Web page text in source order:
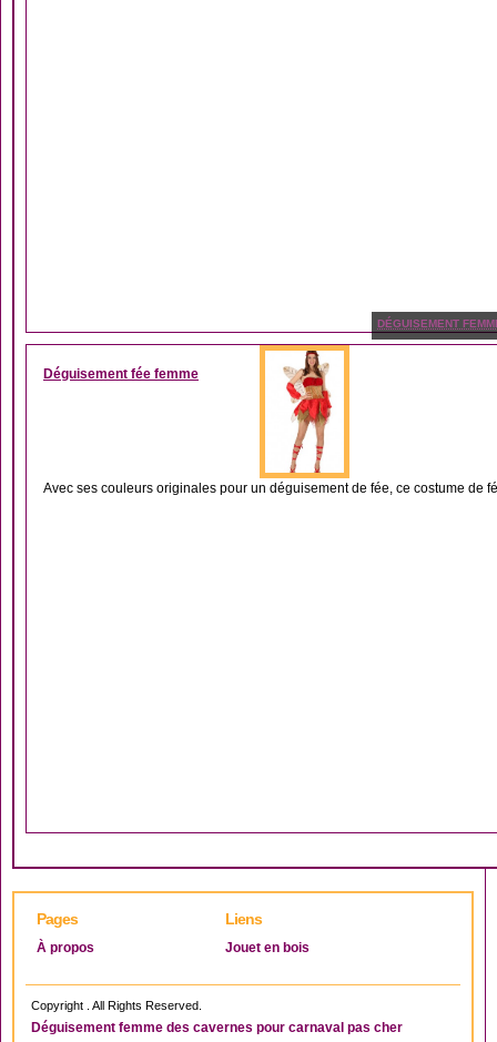
DÉGUISEMENT
Déguisement fée femme
Avec ses couleurs originales pour un déguisement de fée, ce costume de
Pages
À propos
Liens
Jouet en bois
Copyright . All Rights Reserved.
Déguisement femme des cavernes pour carnaval pas cher